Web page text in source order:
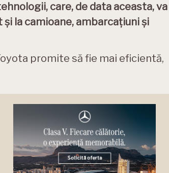
care, de data aceasta, va
la camioane, ambarcațiuni și
promite să fie mai eficientă,